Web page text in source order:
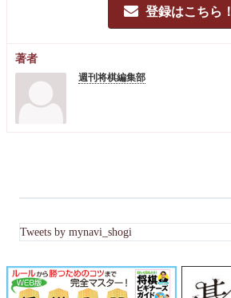
登録はこちら！
著者
週刊将棋編集部
Tweets by mynavi_shogi